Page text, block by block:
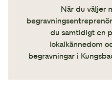
När du väljer
du samtidigt en
lokalkännedom
begravningar i